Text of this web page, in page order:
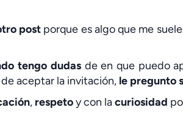
post porque es algo que me
tengo dudasde en que puedo
aceptar la invitación, le pregunto
, respetoy con lacuriosidad